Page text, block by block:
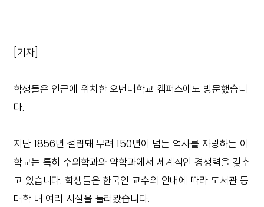
[기자]
학생들은 인근에 위치한 오번대학교 캠퍼스에도 방문했습니
다.
지난 1856년 설립돼 무려 150년이 넘는 역사를 자랑하는 이
학교는 특히 수의학과와 약학과에서 세계적인 경쟁력을 갖추
고 있습니다. 학생들은 한국인 교수의 안내에 따라 도서관 등
대학 내 여러 시설을 둘러봤습니다.